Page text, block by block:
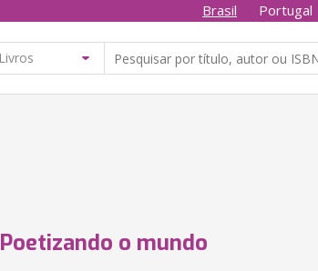
Brasil Portugal
Poetizando o mundo